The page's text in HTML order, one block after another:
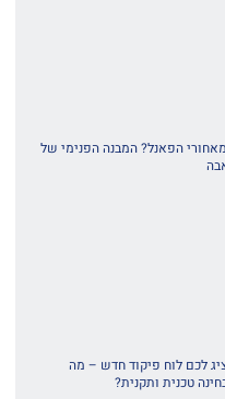
הפאנל? המבנה הפנימי של
לוח פיקוד חדש – מה
טכנית ותקנית?